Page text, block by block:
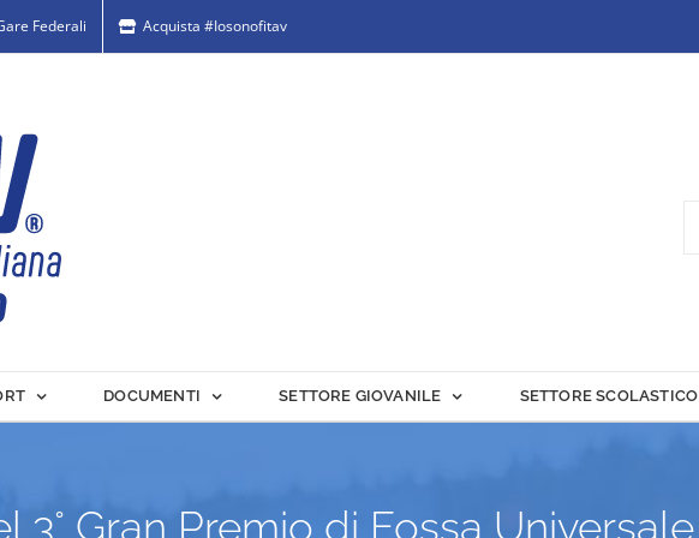
Federali Acquista #Iosonofitav
DOCUMENTI SETTORE GIOVANILE SETTORE SCOLASTICO
3° Gran Premio di Fossa Universale